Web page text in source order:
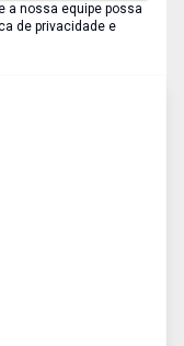
a nossa equipe possa
de privacidade e